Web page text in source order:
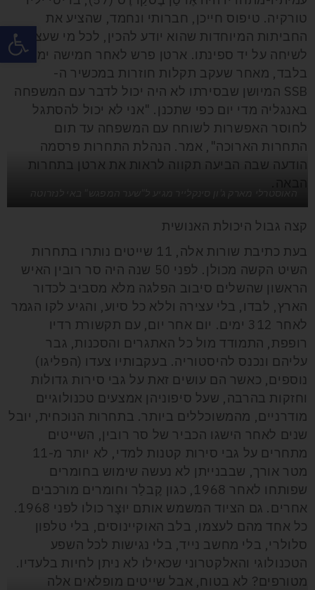
טורקיה. טיפוס חייכן, חברותי ונחמד, שהציע את
החביתות המיוחדות שהוא יודע להכין, לכל מי שעצר
לשיחה על יד ספינתו. ארטן פרש לאחר חמישה ימים
בלבד, מאחר שעקב תקלות חוזרות במכשיר ה-
SSB המיושן שבסירתו לא היה יכול לדבר עם המשפחה
באנגליה מדי יום כפי שתכנן. "אני לא יכול להסתגל
לחוסר האפשרות לשוחח עם המשפחה עד תום
התחרות הארוכה", אמר. הנהלת התחרות פרסמה
הודעה שבה הביעה תקווה לראות את ארטן בתחרות
קצה גבול היכולת האנושית
בעת כתיבת שורות אלה, 11
שייטים נותרו בתחרות
השיט הקשה מכולן. לפני 50 שנה היה סר רובין האיש
הראשון שהשלים סיבוב הפלגה מלא מסביב לכדור
הארץ, לבדו, בלי עצירה וללא כל סיוע, והגיע לקו הגמר
לאחר 312 ימים. יום אחר יום, עם תקשורת רדיו
רופפת, התמודד מול כל האתגרים והסכנות, גבר
עליהם ונכנס להיסטוריה. בעקבותיו צעדו (הפליגו)
נוספים, כאשר הם עושים זאת על גבי סירות גדולות
וחזקות בהרבה, שעל סיפוניהן אמצעים טכנולוגיים
מודרניים, מהמשוכללים ביותר. בתחרות הנוכחית, יובל
שנים לאחר הישגו הכביר של סר רובין, השייטים
מתחרים על גבי סירות קטנות למדי, לא יותר מ-11
מטר אורך, שבבנייתן לא נעשה שימוש בחומרים
שפותחו לאחר 1968, כגון קֶבלַר וחומרים מורכבים
אחרים. גם הציוד המשמש אותם יוּצָר כולו לפני 1968.
כל אחד מהם לעצמו, בלב האוקיינוסים, בלי טלפון
סלולרי, בלי מחשב נייד, בלי נגישות לכל השפע
הטכנולוגי והאלקטרוני שכאילו לא ניתן לחיות בלעדיו.
מטורפים? לא בטוח, אבל שייטים מופלאים אלה